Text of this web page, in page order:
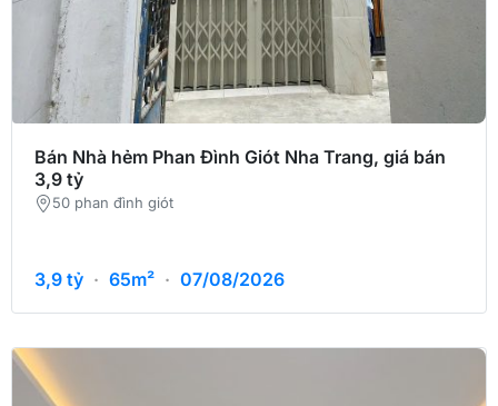
Bán Nhà hẻm Phan Đình Giót Nha Trang, giá bán
3,9 tỷ
50 phan đình giót
3,9 tỷ · 65m² · 07/08/2026